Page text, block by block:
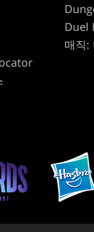
Duel
매직: